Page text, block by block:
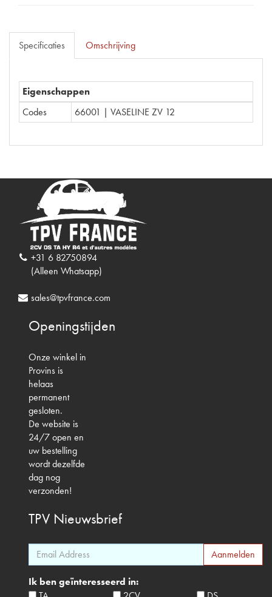
Specificaties Omschrijving
Eigenschappen
Codes
66001 | VASELINE ZV 12
+31 6 82750894
(Alleen Whatsapp)
sales@tpvfrance.com
Openingstijden
Onze winkel in
Provins is
helaas
permanent
gesloten.
De website is
24/7 open en
uw bestelling
wordt dezelfde
dag nog
verzonden!
TPV Nieuwsbrief
Ik ben geïnteresseerd in: